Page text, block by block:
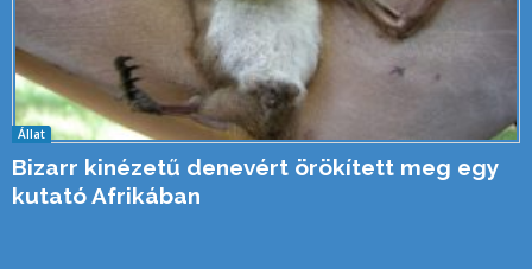
Állat
Bizarr kinézetű denevért örökített meg egy
kutató Afrikában